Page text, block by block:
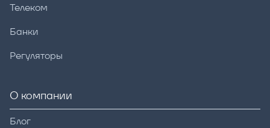
Телеком
Банки
Регуляторы
О компании
Блог